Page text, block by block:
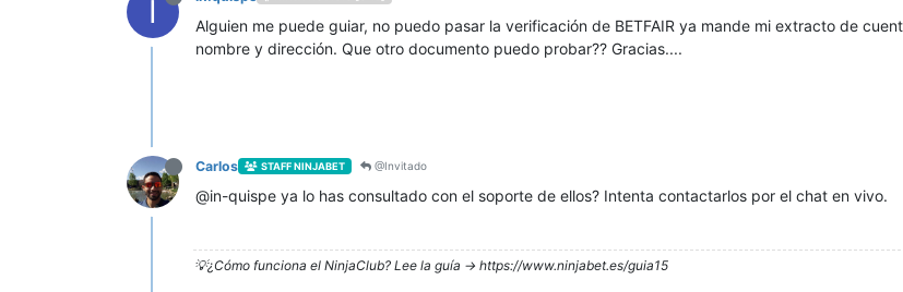
I
Alguien me puede guiar, no puedo pasar la verificación de BETFAIR ya mande mi extracto de
nombre y dirección. Que otro documento puedo probar?? Gracias....
Carlos STAFF NINJABET @Invitado
@in-quispe ya lo has consultado con el soporte de ellos? Intenta contactarlos por el chat en vivo.
💡¿Cómo funciona el NinjaClub? Lee la guía -> https://www.ninjabet.es/guia15